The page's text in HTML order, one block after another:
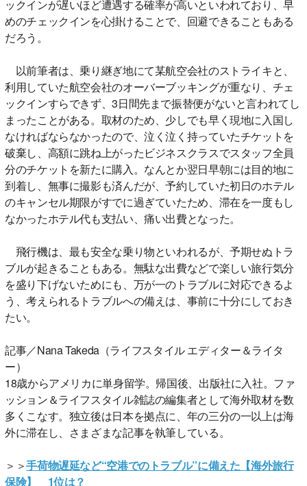
ックインが遅いほど遭遇する確率が高いといわれており、早
めのチェックインを心掛けることで、回避できることもある
だろう。
以前筆者は、乗り継ぎ地にて某航空会社のストライキと、
利用していた航空会社のオーバーブッキングが重なり、チェ
ックインすらできず、3日間先まで振替便がないと言われてし
まったことがある。取材のため、少しでも早く現地に入国し
なければならなかったので、泣く泣く持っていたチケットを
破棄し、高額に跳ね上がったビジネスクラスでスタッフ全員
分のチケットを新たに購入。なんとか翌日早朝には目的地に
到着し、無事に撮影も済んだが、予約していた初日のホテル
のキャンセル期限がすでに過ぎていたため、滞在を一度もし
なかったホテル代も支払い、痛い出費となった。
飛行機は、最も安全な乗り物といわれるが、予期せぬトラ
ブルが起きることもある。無駄な出費などで楽しい旅行気分
を盛り下げないためにも、万が一のトラブルに対応できるよ
う、考えられるトラブルへの備えは、事前に十分にしておき
たい。
記事／Nana Takeda（ライフスタイル エディター＆ライタ
ー）
18歳からアメリカに単身留学。帰国後、出版社に入社。ファ
ッション＆ライフスタイル雑誌の編集者として海外取材を数
多くこなす。独立後は日本を拠点に、年の三分の一以上は海
外に滞在し、さまざまな記事を執筆している。
＞＞手荷物遅延など“空港でのトラブル”に備えた【海外旅行
保険】 1位は？